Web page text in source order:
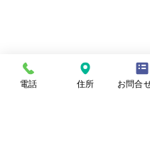
電話 住所